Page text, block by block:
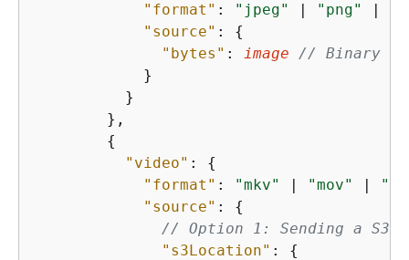
"format" : "jpeg" | "png" |
"source" : {
"bytes" : image
// Binary
            }
          }
        },
{
"video" : {
"format" : "mkv" | "mov" |
"source" : {
// Option 1: Sending a S3
"s3Location" : {